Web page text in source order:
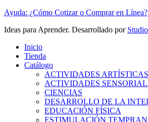
Ayuda: ¿Cómo Cotizar o Comprar en Línea?
Ideas para Aprender. Desarrollado por
Inicio
Tienda
Catálogo
ACTIVIDADES ARTÍSTICAS
ACTIVIDADES
CIENCIAS
DESARROLLO DE LA
EDUCACIÓN FÍSICA
ESTIMULACIÓN